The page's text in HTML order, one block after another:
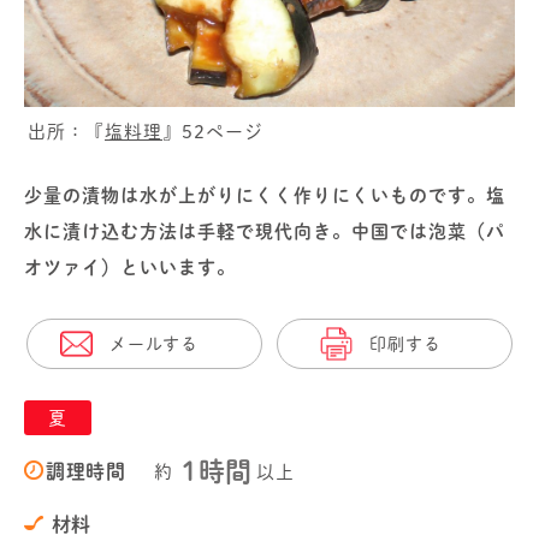
出所：『塩料理 』52ページ
少量の漬物は水が上がりにくく作りにくいものです。塩
水に漬け込む方法は手軽で現代向き。中国では泡菜（パ
オツァイ）といいます。
メールする 印刷する
夏
調理時間 約 1時間 以上
材料